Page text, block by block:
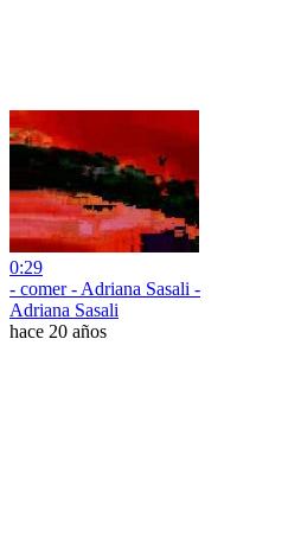
0:29
- comer - Adriana Sasali -
Adriana Sasali
hace 20 años